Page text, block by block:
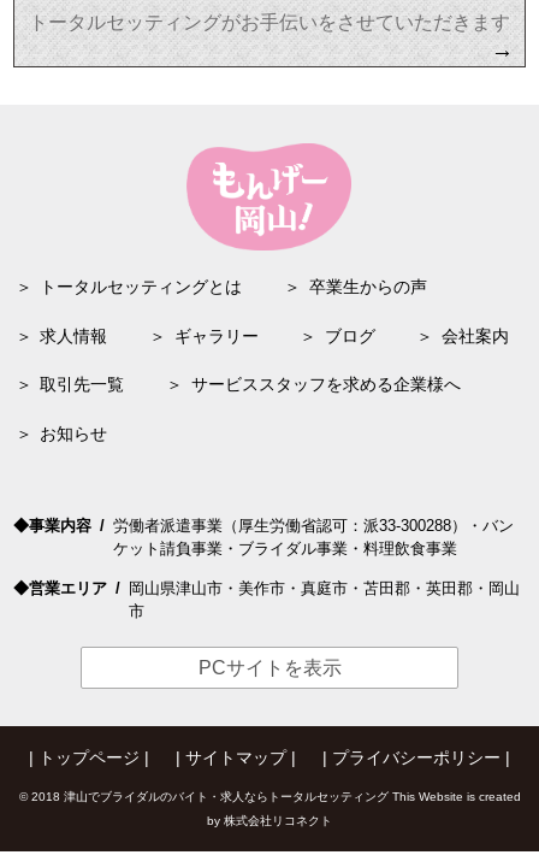
トータルセッティングがお手伝いをさせていただきます
→
トータルセッティングとは 卒業生からの声
求人情報 ギャラリー ブログ 会社案内
取引先一覧 サービススタッフを求める企業様へ
お知らせ
事業内容 労働者派遣事業（厚生労働省認可：派33-300288）・バン
ケット請負事業・ブライダル事業・料理飲食事業
営業エリア 岡山県津山市・ 美作市・ 真庭市・ 苫田郡・ 英田郡・ 岡山
市
PCサイトを表示
トップページ サイトマップ プライバシーポリシー
©2018 津山でブライダルのバイト・求人ならトータルセッティング This Website is created
by 株式会社リコネクト